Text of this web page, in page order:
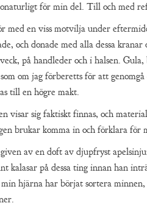
onaturligt för min del. Till och med
med en viss motvilja under
och donade med alla dessa kranar
på handleder och i halsen.
om jag förberetts för att
till en högre makt.
visar sig faktiskt finnas, och
brukar komma in och förklara för
av en doft av djupfryst
kalasar på dessa ting innan han
hjärna har börjat sortera